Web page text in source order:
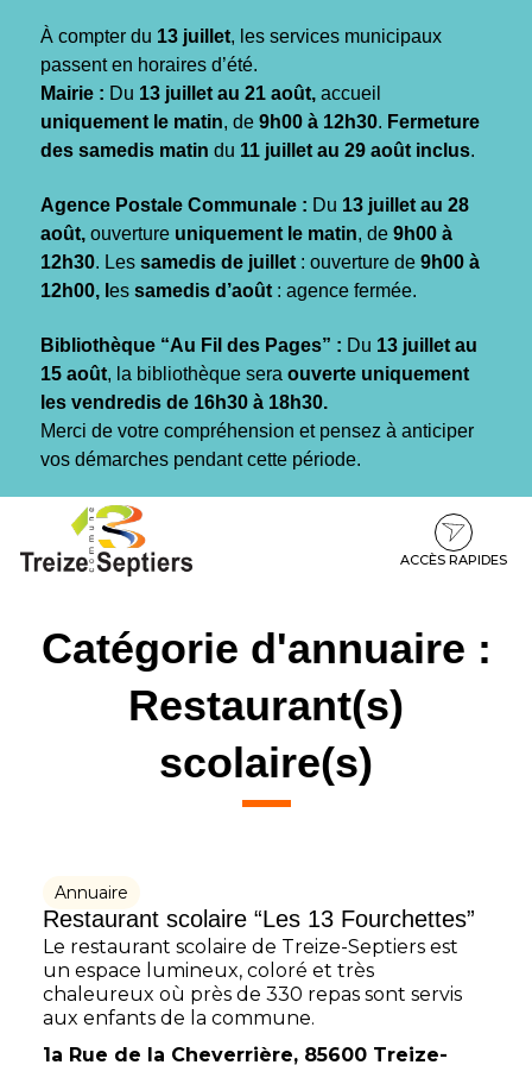
À compter du 13 juillet, les services municipaux
passent en horaires d’été.
Mairie : Du 13 juillet au 21 août, accueil
uniquement le matin, de 9h00 à 12h30. Fermeture
des samedis matin du 11 juillet au 29 août inclus.
Agence Postale Communale : Du 13 juillet au 28
août, ouverture uniquement le matin, de 9h00 à
12h30. Les samedis de juillet : ouverture de 9h00 à
12h00, l es samedis d’août : agence fermée.
Bibliothèque “Au Fil des Pages” : Du 13 juillet au
15 août, la bibliothèque sera ouverte uniquement
les vendredis de 16h30 à 18h30.
Merci de votre compréhension et pensez à anticiper
vos démarches pendant cette période.
contenu
pied
ACCÈS RAPIDES
Catégorie d'annuaire :
Restaurant(s)
scolaire(s)
Annuaire
Restaurant scolaire “Les 13 Fourchettes”
Le restaurant scolaire de Treize-Septiers est
un espace lumineux, coloré et très
chaleureux où près de 330 repas sont servis
aux enfants de la commune.
1a Rue de la Cheverrière, 85600 Treize-